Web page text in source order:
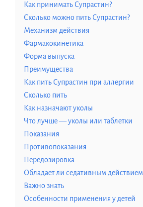
Как принимать Супрастин?
Сколько можно пить Супрастин?
Механизм действия
Фармакокинетика
Форма выпуска
Преимущества
Как пить Супрастин при аллергии
Сколько пить
Как назначают уколы
Что лучше — уколы или таблетки
Показания
Противопоказания
Передозировка
Обладает ли седативным действием
Важно знать
Особенности применения у детей